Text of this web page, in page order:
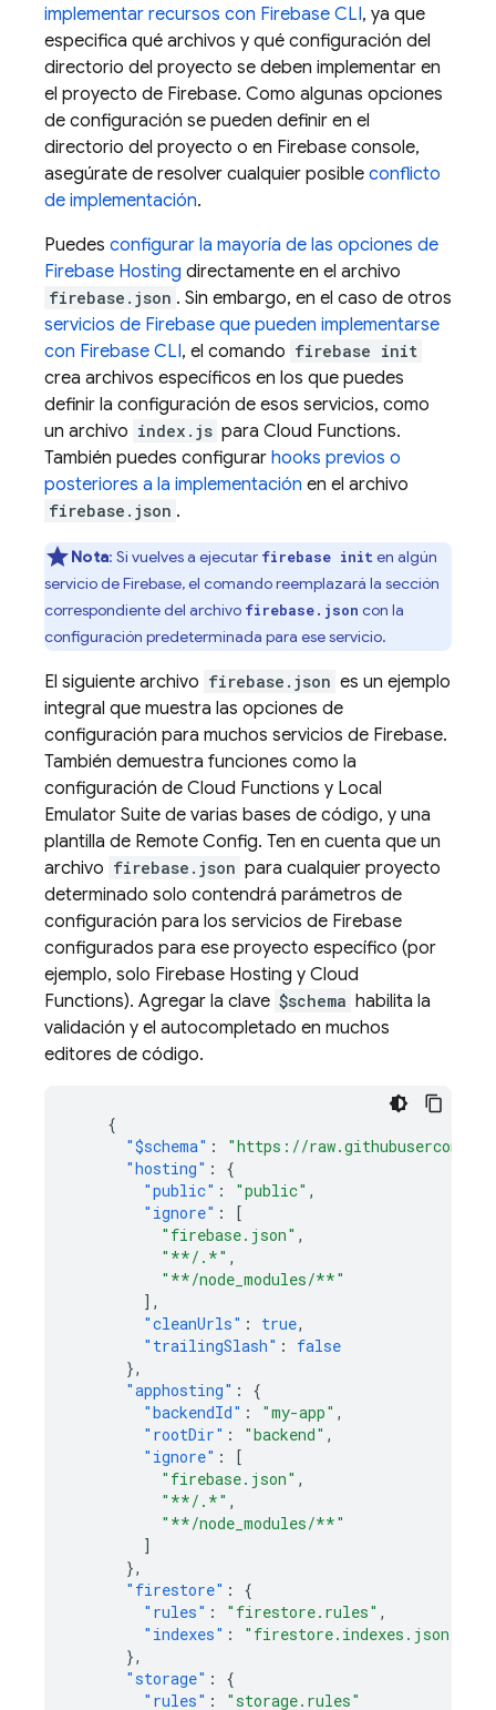
implementar recursos con Firebase CLI, ya que
especifica qué archivos y qué configuración del
directorio del proyecto se deben implementar en
el proyecto de Firebase. Como algunas opciones
de configuración se pueden definir en el
directorio del proyecto o en Firebase console,
asegúrate de resolver cualquier posible conflicto
de implementación.
Puedes configurar la mayoría de las opciones de
Firebase Hosting directamente en el archivo
firebase.json . Sin embargo, en el caso de otros
servicios de Firebase que pueden implementarse
con Firebase CLI, el comando firebase init
crea archivos específicos en los que puedes
definir la configuración de esos servicios, como
un archivo index.js para Cloud Functions.
También puedes configurar hooks previos o
posteriores a la implementación en el archivo
firebase.json .
Nota: Si vuelves a ejecutar firebase init en algún
servicio de Firebase, el comando reemplazará la sección
correspondiente del archivo firebase.json con la
configuración predeterminada para ese servicio.
El siguiente archivo firebase.json es un ejemplo
integral que muestra las opciones de
configuración para muchos servicios de Firebase.
También demuestra funciones como la
configuración de Cloud Functions y Local
Emulator Suite de varias bases de código, y una
plantilla de Remote Config. Ten en cuenta que un
archivo firebase.json para cualquier proyecto
determinado solo contendrá parámetros de
configuración para los servicios de Firebase
configurados para ese proyecto específico (por
ejemplo, solo Firebase Hosting y Cloud
Functions). Agregar la clave $schema habilita la
validación y el autocompletado en muchos
editores de código.
{
"$schema" :
"https://
"hosting" :
{
"public" : "public" ,
"ignore" :
[
"firebase.json" ,
"**/.*" ,
"**/node_modules/**"
],
"cleanUrls" : true,
"trailingSlash" :
false
},
"apphosting" :
{
"backendId" : "my-app" ,
"rootDir" : "backend" ,
"ignore" :
[
"firebase.json" ,
"**/.*" ,
"**/node_modules/**"
]
},
"firestore" :
{
"rules" : "firestore.rules" ,
"indexes" :
"firestore.indexes.json"
},
"storage" :
{
"rules" : "storage.rules"